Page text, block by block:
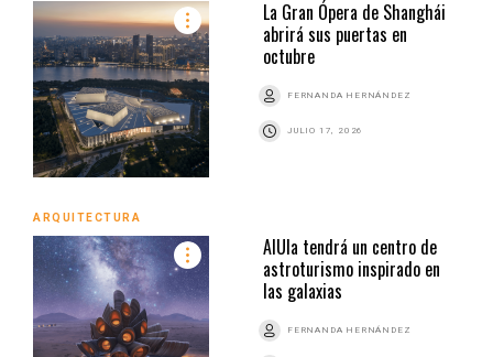
La Gran Ópera de Shanghái
abrirá sus puertas en
octubre
FERNANDA HERNÁNDEZ
JULIO 17, 2026
ARQUITECTURA
AlUla tendrá un centro de
astroturismo inspirado en
las galaxias
FERNANDA HERNÁNDEZ